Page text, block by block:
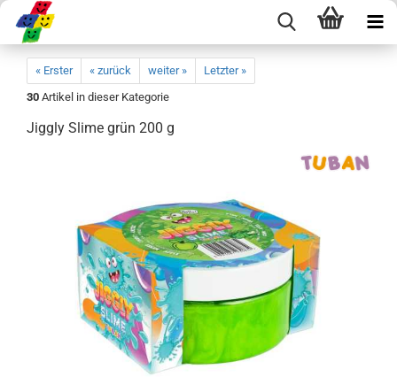
« Erster « zurück weiter »
Letzter »
30 Artikel in dieser Kategorie
Jiggly Slime grün 200 g